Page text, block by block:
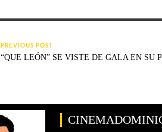
PREVIOUS POST
“QUE LEÓN” SE VISTE DE GALA EN SU